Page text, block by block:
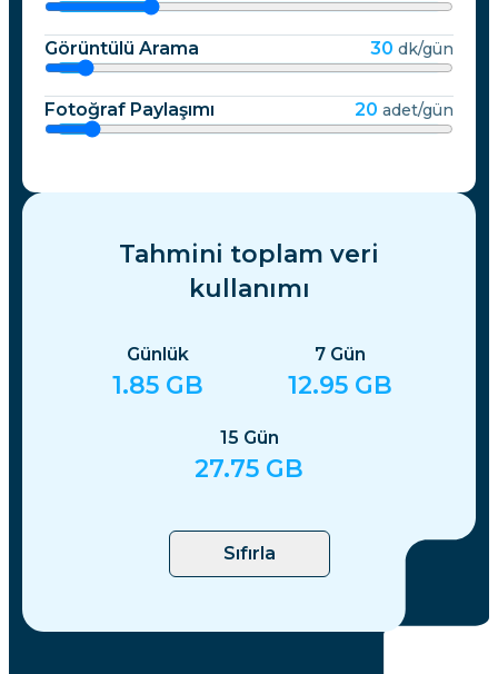
Görüntülü Arama 30 dk/gün
Fotoğraf Paylaşımı 20 adet/gün
Tahmini toplam veri
kullanımı
Günlük
1.85 GB
7 Gün
12.95 GB
15 Gün
27.75 GB
Sıfırla